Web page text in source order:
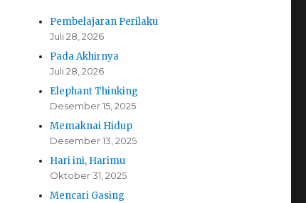
Pembelajaran Perilaku
Juli 28, 2026
Pada Akhirnya
Juli 28, 2026
Elephant Thinking
Desember 15, 2025
Memaknai Hidup
Desember 13, 2025
Hari ini, Harimu
Oktober 31, 2025
Mencari Gasing